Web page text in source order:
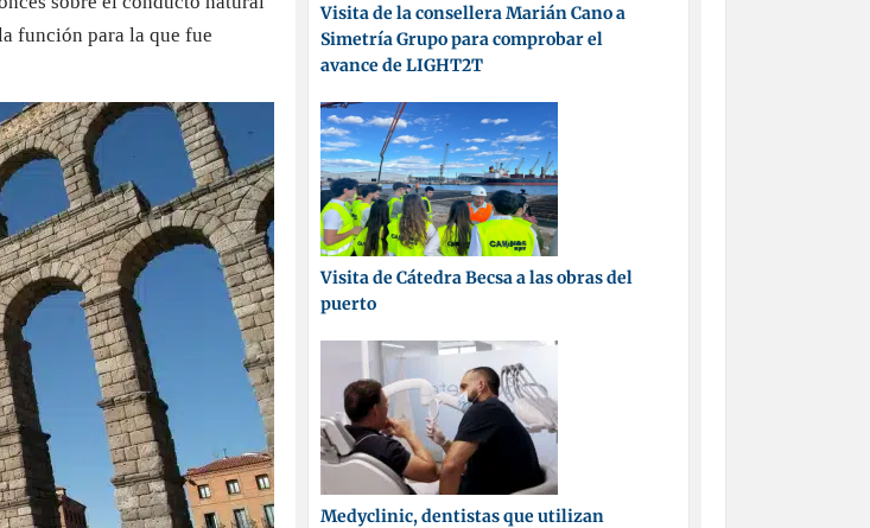
función para la que fue
Visita de la consellera Marián Cano a
Simetría Grupo para comprobar el
avance de LIGHT2T
Visita de Cátedra Becsa a las obras del
puerto
Medyclinic, dentistas que utilizan